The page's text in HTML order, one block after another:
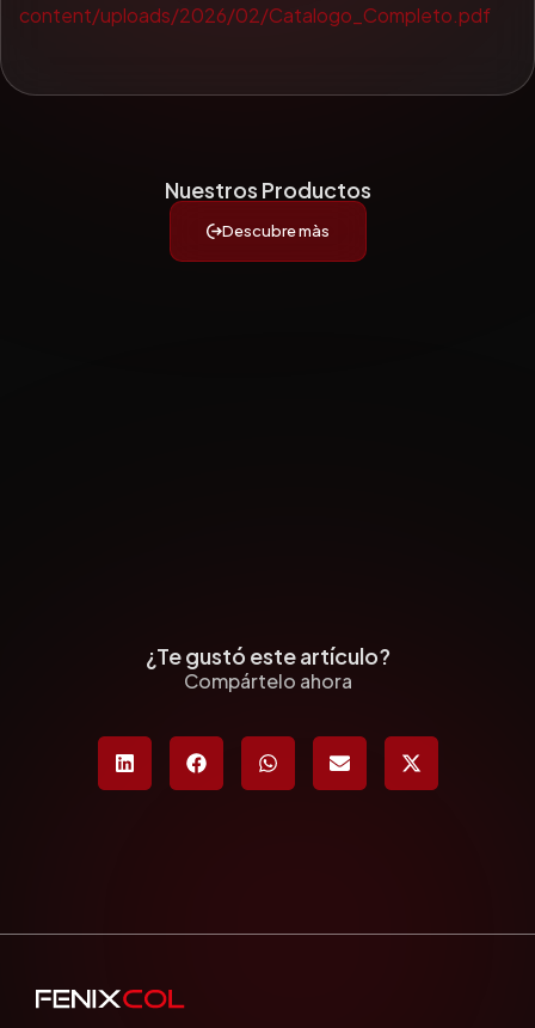
content/uploads/2026/02/Catalogo_Completo.pdf
Nuestros Productos
Descubre màs
¿Te gustó este artículo?
Compártelo ahora